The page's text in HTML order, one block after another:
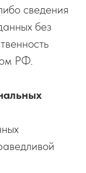
сведения
без
РФ.